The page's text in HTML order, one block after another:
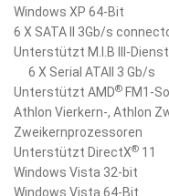
Windows XP 64-Bit
6 X SATA II 3Gb/s
Unterstützt M.I.B III-
6 X Serial ATAII 3 Gb/s
Unterstützt AMD® FM1-
Athlon Vierkern-, Athlon
Zweikernprozessoren
Unterstützt DirectX® 11
Windows Vista 32-bit
Windows Vista 64-Bit